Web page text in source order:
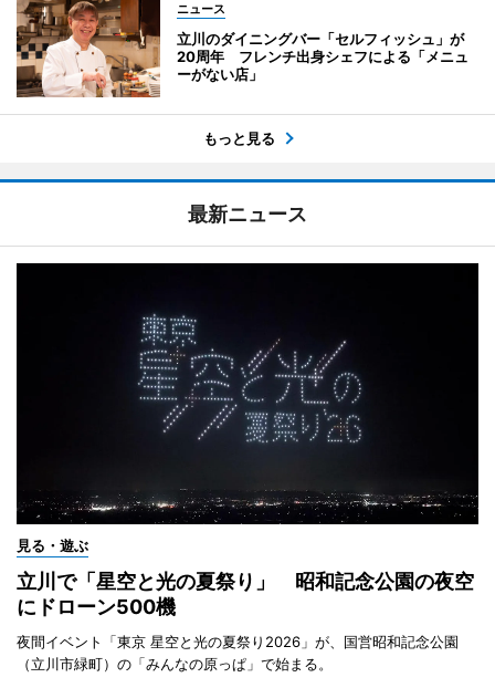
ニュース
立川のダイニングバー「セルフィッシュ」が
20周年 フレンチ出身シェフによる「メニュ
ーがない店」
もっと見る
最新ニュース
見る・遊ぶ
立川で「星空と光の夏祭り」 昭和記念公園の夜空
にドローン500機
夜間イベント「東京 星空と光の夏祭り2026」が、国営昭和記念公園
（立川市緑町）の「みんなの原っぱ」で始まる。